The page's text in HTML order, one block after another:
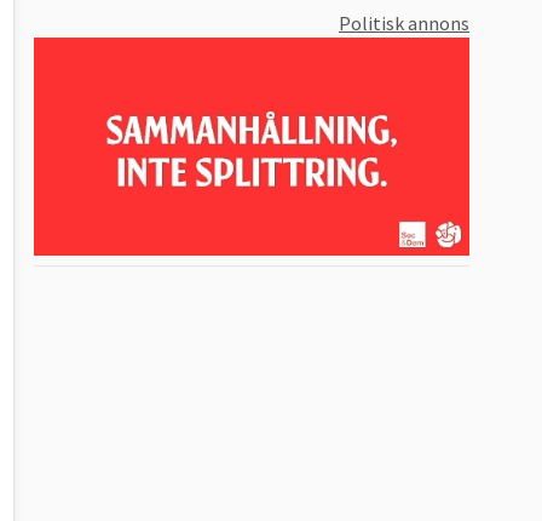
Politisk annons